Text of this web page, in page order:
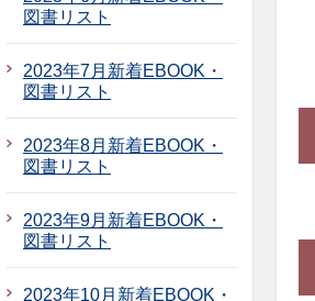
図書リスト
2023年7月新着EBOOK・
図書リスト
2023年8月新着EBOOK・
図書リスト
2023年9月新着EBOOK・
図書リスト
2023年10月新着EBOOK・